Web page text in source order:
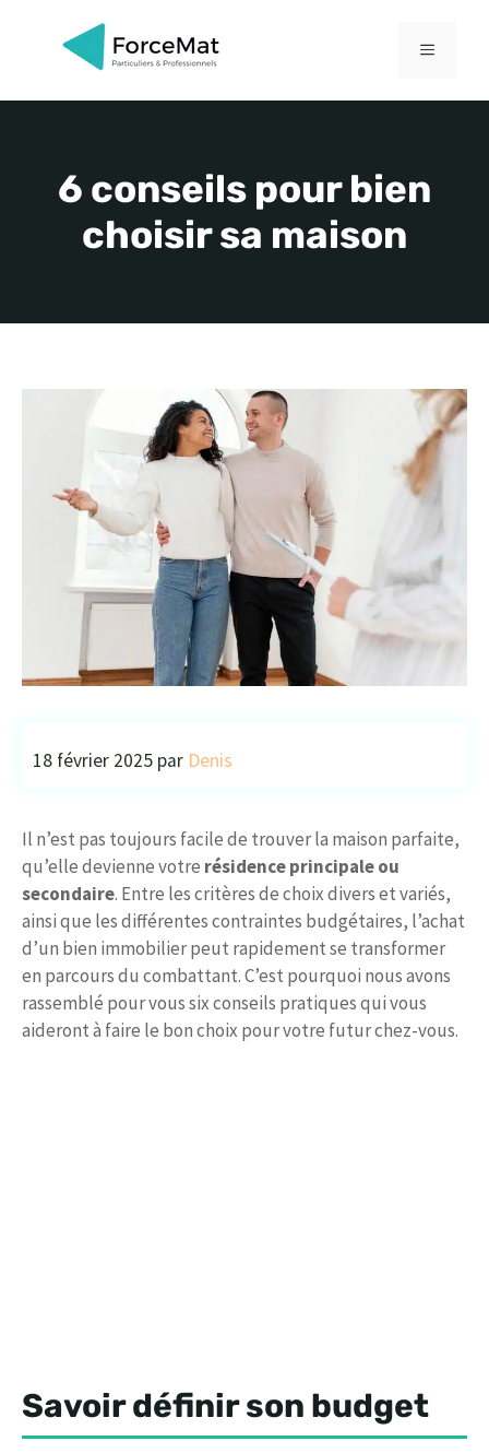
MENU
6 conseils pour bien
choisir sa maison
18 février 2025 par Denis
Il n’est pas toujours facile de trouver la maison parfaite,
qu’elle devienne votre résidence principale ou
secondaire. Entre les critères de choix divers et variés,
ainsi que les différentes contraintes budgétaires, l’achat
d’un bien immobilier peut rapidement se transformer
en parcours du combattant. C’est pourquoi nous avons
rassemblé pour vous six conseils pratiques qui vous
aideront à faire le bon choix pour votre futur chez-vous.
Savoir définir son budget